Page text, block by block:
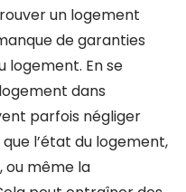
un logement
de garanties
logement. En se
dans
parfois négliger
l’état du logement,
ou même la